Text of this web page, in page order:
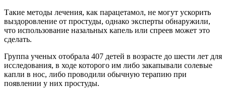
Такие методы лечения, как парацетамол, не могут ускорить
выздоровление от простуды, однако эксперты обнаружили,
что использование назальных капель или спреев может это
сделать.
Группа ученых отобрала 407 детей в возрасте до шести лет для
исследования, в ходе которого им либо закапывали солевые
капли в нос, либо проводили обычную терапию при
появлении у них простуды.